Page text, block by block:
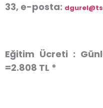
33, e-posta:
Eğitim Ücreti :
=2.808 TL *